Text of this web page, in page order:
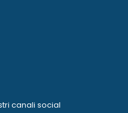
canali social